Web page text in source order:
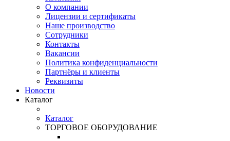
О компании
Лицензии и сертификаты
Наше производство
Сотрудники
Контакты
Вакансии
Политика конфиденциальности
Партнёры и клиенты
Реквизиты
Новости
Каталог
Каталог
ТОРГОВОЕ ОБОРУДОВАНИЕ